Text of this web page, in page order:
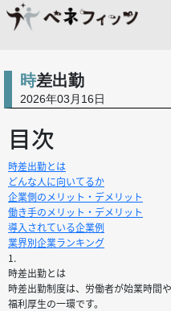
時差出勤
2026年03月16日
目次
時差出勤とは
どんな人に向いてるか
企業側のメリット・デメリット
働き手のメリット・デメリット
導入されている企業例
業界別企業ランキング
1.
時差出勤とは
時差出勤制度は、労働者が始業時間
福利厚生の一環です。